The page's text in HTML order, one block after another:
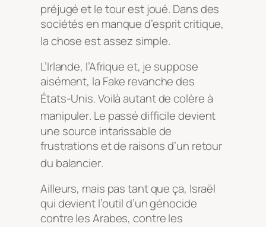
préjugé et le tour est joué. Dans des
sociétés en manque d’esprit critique,
la chose est assez simple.
L’Irlande, l’Afrique et, je suppose
aisément, la Fake revanche des
États-Unis. Voilà autant de colère à
manipuler. Le passé difficile devient
une source intarissable de
frustrations et de raisons d’un retour
du balancier.
Ailleurs, mais pas tant que ça, Israël
qui devient l’outil d’un génocide
contre les Arabes, contre les